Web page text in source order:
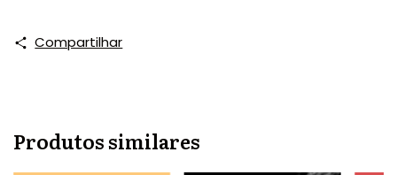
Compartilhar
Produtos similares